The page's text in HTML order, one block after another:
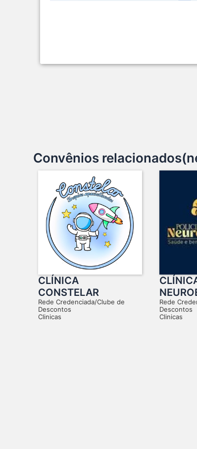
Convênios
CLÍNICA
CONSTELAR
Rede Credenciada/Clube de
Descontos
Clinicas
Rede
Descontos
Clinicas